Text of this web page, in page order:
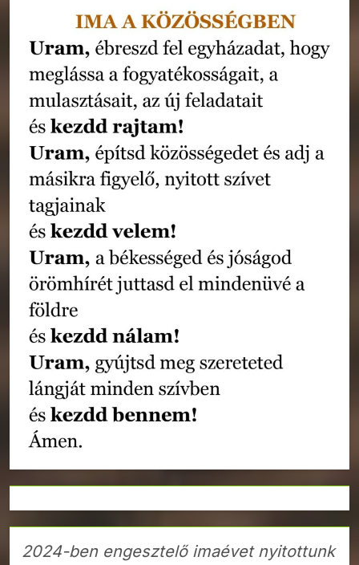
2024-ben engesztelő imaévet nyitottunk